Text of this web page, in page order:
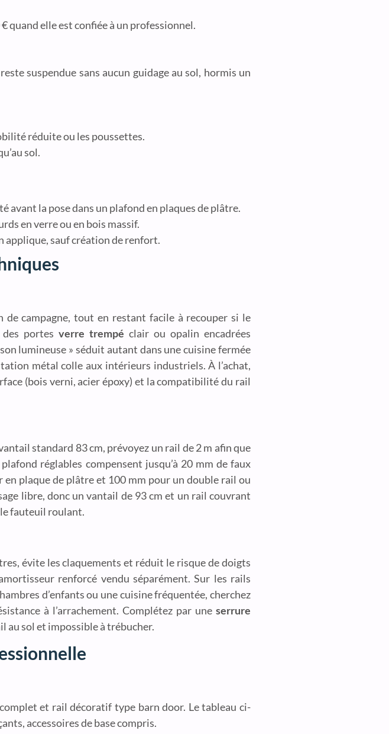
quand elle est confiée à un professionnel.
suspendue sans aucun guidage au sol, hormis un
réduite ou les poussettes.
sol.
la pose dans un plafond en plaques de plâtre.
en verre ou en bois massif.
applique, sauf création de renfort.
de campagne, tout en restant facile à recouper si le
portes verre trempé clair ou opalin encadrées
lumineuse » séduit autant dans une cuisine fermée
métal colle aux intérieurs industriels. À l’achat,
(bois verni, acier époxy) et la compatibilité du rail
standard 83 cm, prévoyez un rail de 2 m afin que
réglables compensent jusqu’à 20 mm de faux
en plaque de plâtre et 100 mm pour un double rail ou
libre, donc un vantail de 93 cm et un rail couvrant
fauteuil roulant.
évite les claquements et réduit le risque de doigts
renforcé vendu séparément. Sur les rails
d’enfants ou une cuisine fréquentée, cherchez
à l’arrachement. Complétez par une serrure
au sol et impossible à trébucher.
et rail décoratif type barn door. Le tableau ci-
accessoires de base compris.